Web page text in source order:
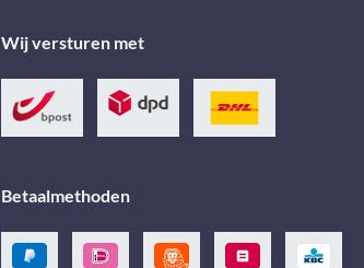
Wij versturen met
Betaalmethoden